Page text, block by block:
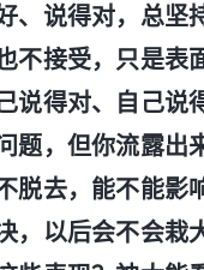
、说得对，总
不接受，只是
说得对、自己
题，但你流露出
脱去，能不能
，以后会不会